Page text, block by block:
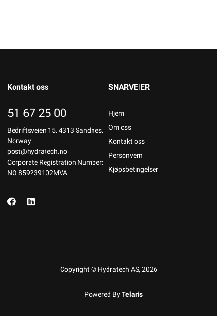
Kontakt oss
51 67 25 00
Bedriftsveien 15, 4313 Sandnes,
Norway
post@hydratech.no
Corporate Registration Number:
NO 859239102MVA
SNARVEIER
Hjem
Om oss
Kontakt oss
Personvern
Kjøpsbetingelser
Copyright © Hydratech AS, 2026
Powered ByTelaris